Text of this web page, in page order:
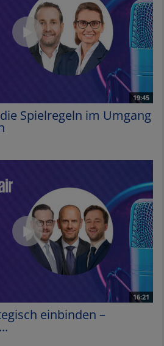
19:45
Spielregeln im Umgang
16:21
einbinden –